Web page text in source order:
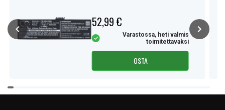
52,99 €
Varastossa, heti valmis
toimitettavaksi
OSTA
Item
1